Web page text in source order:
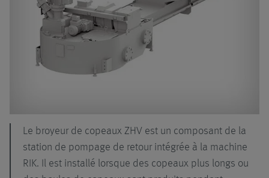
Le broyeur de copeaux ZHV est un composant de la
station de pompage de retour intégrée à la machine
RIK. Il est installé lorsque des copeaux plus longs ou